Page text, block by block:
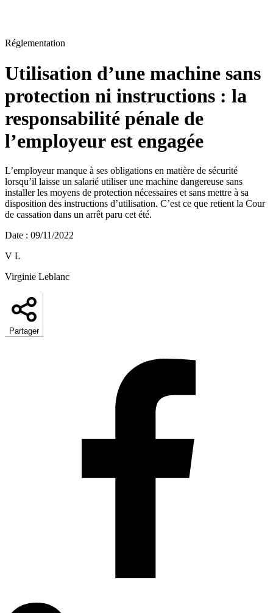
Réglementation
Utilisation d’une machine sans
protection ni instructions : la
responsabilité pénale de
l’employeur est engagée
L’employeur manque à ses obligations en matière de sécurité
lorsqu’il laisse un salarié utiliser une machine dangereuse sans
installer les moyens de protection nécessaires et sans mettre à sa
disposition des instructions d’utilisation. C’est ce que retient la Cour
de cassation dans un arrêt paru cet été.
Date : 09/11/2022
V L
Virginie Leblanc
Partager